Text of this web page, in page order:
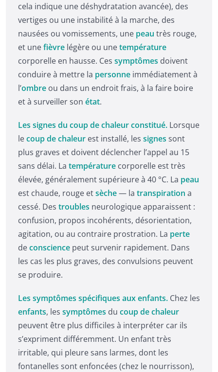
cela indique une déshydratation avancée), des
vertiges ou une instabilité à la marche, des
nausées ou vomissements, une peau très rouge,
et unefièvre légère ou unetempérature
corporelle en hausse. Ces symptômes doivent
conduire à mettre la personne immédiatement à
l’ombre ou dans un endroit frais, à la faire boire
et à surveiller son état.
Les signes du coup de chaleur constitué. Lorsque
lecoup de chaleur est installé, les signes sont
plus graves et doivent déclencher l’appel au 15
sans délai. La température corporelle est très
élevée, généralement supérieure à 40 °C. La peau
est chaude, rouge etsèche— la transpiration a
cessé. Des troubles neurologique apparaissent :
confusion, propos incohérents, désorientation,
agitation, ou au contraire prostration. La perte
deconscience peut survenir rapidement. Dans
les cas les plus graves, des convulsions peuvent
se produire.
Les symptômes spécifiques aux enfants. Chez les
enfants, les symptômes du coup de chaleur
peuvent être plus difficiles à interpréter car ils
s’expriment différemment. Un enfant très
irritable, qui pleure sans larmes, dont les
fontanelles sont enfoncées (chez le nourrisson),